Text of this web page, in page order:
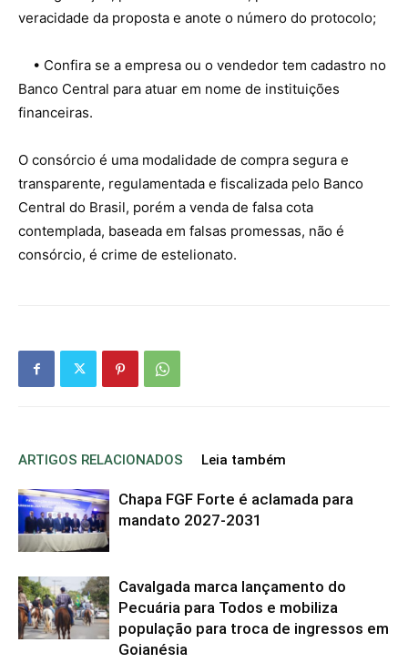
veracidade da proposta e anote o número do protocolo;
• Confira se a empresa ou o vendedor tem cadastro no
Banco Central para atuar em nome de instituições
financeiras.
O consórcio é uma modalidade de compra segura e
transparente, regulamentada e fiscalizada pelo Banco
Central do Brasil, porém a venda de falsa cota
contemplada, baseada em falsas promessas, não é
consórcio, é crime de estelionato.
ARTIGOS RELACIONADOS Leia também
Chapa FGF Forte é aclamada para
mandato 2027-2031
Cavalgada marca lançamento do
Pecuária para Todos e mobiliza
população para troca de ingressos em
Goianésia